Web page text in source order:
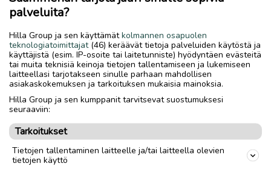
palveluita?
Hilla Group ja sen käyttämätkolmannen osapuolen
teknologiatoimittajat(46) keräävät tietoja palveluiden käytöstä ja
käyttäjistä (esim. IP-osoite tai laitetunniste) hyödyntäen evästeitä
tai muita teknisiä keinoja tietojen tallentamiseen ja lukemiseen
laitteellasi tarjotakseen sinulle parhaan mahdollisen
asiakaskokemuksen ja tarkoituksen mukaisia mainoksia.
Hilla Group ja sen kumppanit tarvitsevat suostumuksesi
seuraaviin:
Tarkoitukset
Tietojen tallentaminen laitteelle ja/tai laitteella olevien
tietojen käyttö